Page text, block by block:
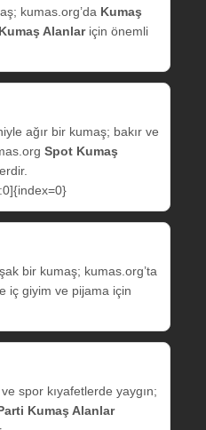
kumas.org’da Kumaş
Alanlariçin önemli
ağır bir kumaş; bakır ve
Spot Kumaş
bir kumaş; kumas.org’ta
iç giyim ve pijama için
spor kıyafetlerde yaygın;
Kumaş Alanlar